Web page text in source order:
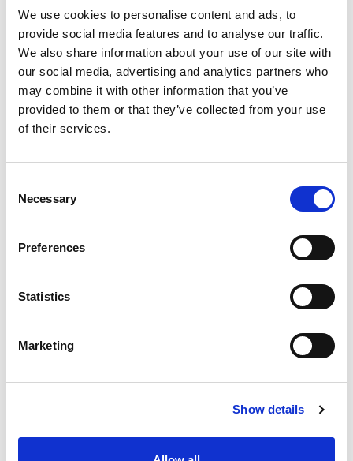
We use cookies to personalise content and ads, to
provide social media features and to analyse our traffic.
We also share information about your use of our site with
our social media, advertising and analytics partners who
may combine it with other information that you’ve
provided to them or that they’ve collected from your use
of their services.
Selection
Necessary
Preferences
Statistics
Marketing
Show details
MACBA a la plataforma